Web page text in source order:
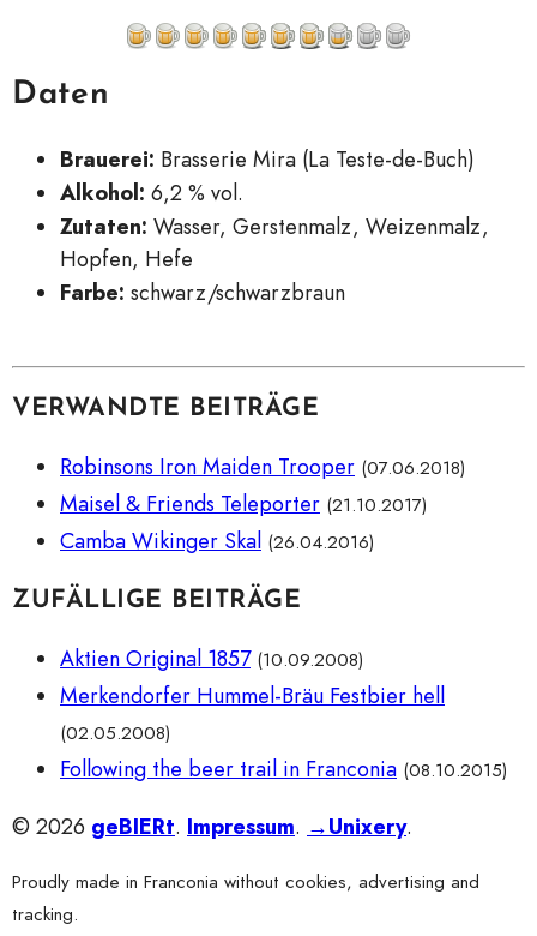
Daten
Brauerei: Brasserie Mira (La Teste-de-Buch)
Alkohol: 6,2 % vol.
Zutaten: Wasser, Gerstenmalz, Weizenmalz,
Hopfen, Hefe
Farbe: schwarz/schwarzbraun
VERWANDTE BEITRÄGE
Robinsons Iron Maiden Trooper (07.06.2018)
Maisel & Friends Teleporter (21.10.2017)
Camba Wikinger Skal (26.04.2016)
ZUFÄLLIGE BEITRÄGE
Aktien Original 1857 (10.09.2008)
Merkendorfer Hummel-Bräu Festbier hell
(02.05.2008)
Following the beer trail in Franconia (08.10.2015)
© 2026 geBIERt. Impressum. →Unixery.
Proudly made in Franconia without cookies, advertising and
tracking.